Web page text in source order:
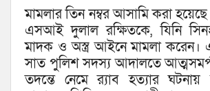
মামলার তিন নম্বর আসামি করা
এসআই দুলাল রক্ষিতকে, যিনি
মাদক ও অস্ত্র আইনে মামলা
সাত পুলিশ সদস্য আদালতে
তদন্তে নেমে র‌্যাব হত্যার ঘটনায়